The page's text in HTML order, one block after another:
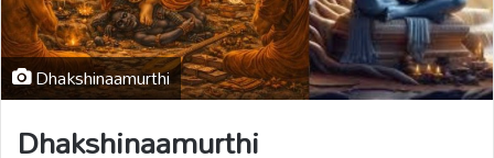
Dhakshinaamurthi
Dhakshinaamurthi